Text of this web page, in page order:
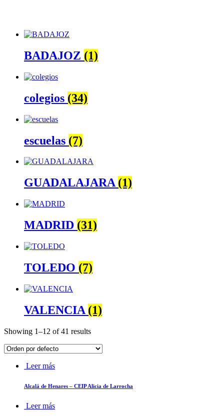
BADAJOZ (1)
colegios (34)
escuelas (7)
GUADALAJARA(1)
MADRID (31)
TOLEDO (7)
VALENCIA (1)
Showing 1–12 of 41 results
Leer más
Alcalá de Henares – CEIP Alicia de Larrocha
Leer más